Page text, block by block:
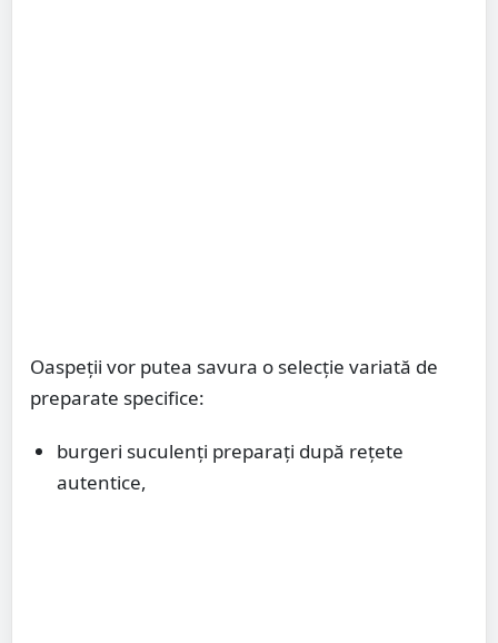
Oaspeții vor putea savura o selecție variată de
preparate specifice:
burgeri suculenți preparați după rețete
autentice,